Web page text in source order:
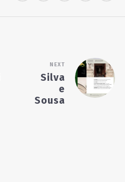
NEXT
Silva
e
Sousa